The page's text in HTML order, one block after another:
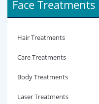
Face Treatments
Hair Treatments
Care Treatments
Body Treatments
Laser Treatments